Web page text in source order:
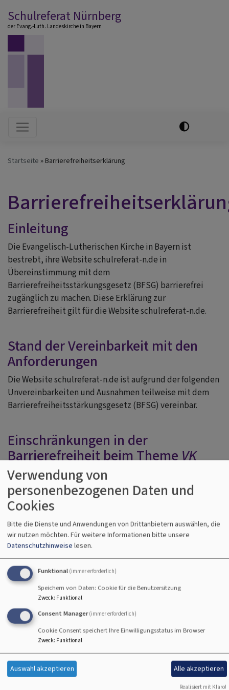
zum
Inhalt
Schulreferat Nürnberg
der Evang.-Luth. Landeskirche in Bayern
Hauptnavigation
Startseite Barrierefreiheitserklärung
Einleitung
Die Evangelisch-Lutherischen Kirche in Bayern ist
bestrebt, ihre Website schulreferat-n.de in
Übereinstimmung mit dem
Barrierefreiheitsstärkungsgesetz (BFSG) barrierefrei
zugänglich zu machen. Diese Erklärung zur
Barrierefreiheit gilt für die Website schulreferat-n.de.
Stand der Vereinbarkeit mit den
Anforderungen
Die Website schulreferat-n.de ist aufgrund der folgenden
Unvereinbarkeiten und Ausnahmen teilweise mit dem
Barrierefreiheitsstärkungsgesetz (BFSG) vereinbar.
Einschränkungen in der
Barrierefreiheit beim ThemeVK
Philippus next
Hier den Text für vk_blockly einfügen.
Nicht barrierefreie Inhalte
Die nachstehend aufgeführten Inhalte sind aus den
folgenden Gründen nicht barrierefrei:
Barrieren Melden, Feedback und
Kontaktangaben
Sind Ihnen Barrieren beim Zugang zu Inhalten auf
schulreferat-n.de aufgefallen? Dann können Sie sich
gerne bei uns melden. Wir freuen uns auf Ihr Feedback
und bemühen uns, die gemeldeten Barrieren in Rahmen
der technischen und wirtschaftlichen Möglichkeiten
Verwendung von
personenbezogenen Daten und
Cookies
Bitte die Dienste und Anwendungen von Drittanbietern auswählen, die
wir nutzen möchten. Für weitere Informationen bitte unsere
Datenschutzhinweise lesen.
Funktional (immer erforderlich)
Speichern von Daten: Cookie für die Benutzersitzung
Zweck: Funktional
Consent Manager (immer erforderlich)
Cookie Consent speichert Ihre Einwilligungsstatus im Browser
Zweck: Funktional
Auswahl akzeptieren Alle akzeptieren
Realisiert mit Klaro!